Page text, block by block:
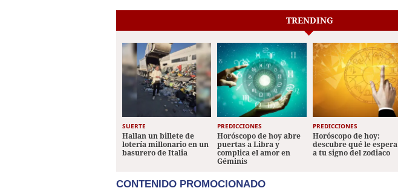
TRENDING
SUERTE
Hallan un billete de
lotería millonario en un
basurero de Italia
PREDICCIONES
Horóscopo de hoy abre
puertas a Libra y
complica el amor en
Géminis
PREDICCIONES
Horóscopo de hoy:
descubre qué le espera
a tu signo del zodiaco
CONTENIDO PROMOCIONADO